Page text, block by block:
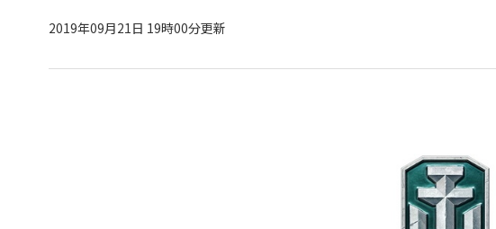
2019年09月21日 19時00分更新